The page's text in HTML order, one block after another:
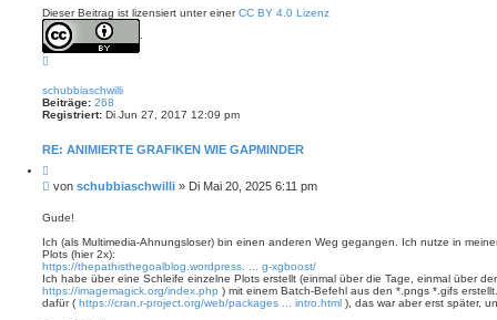
a
g
Dieser Beitrag ist lizensiert unter einerCC BY 4.0 Lizenz
h
o
b
n
schubbiaschwilli
Beiträge: 268
Registriert: Di Jun 27, 2017 12:09 pm
RE: ANIMIERTE GRAFIKEN WIE GAPMINDER
i
t
e
e
n
B
i
r
a
g
von schubbiaschwilli » Di Mai 20, 2025 6:11 pm
Gude!
Ich (als Multimedia-Ahnungsloser) bin einen anderen Weg gegangen. Ich nutze in
Plots (hier 2x):
https://thepathisthegoalblog.wordpress. ... g-xgboost/
Ich habe über eine Schleife einzelne Plots erstellt (einmal über die Tage, einmal über
https://imagemagick.org/index.php ) mit einem Batch-Befehl aus den *.pngs *.gifs
dafür ( https://cran.r-project.org/web/packages ... intro.html ), das war aber erst später,